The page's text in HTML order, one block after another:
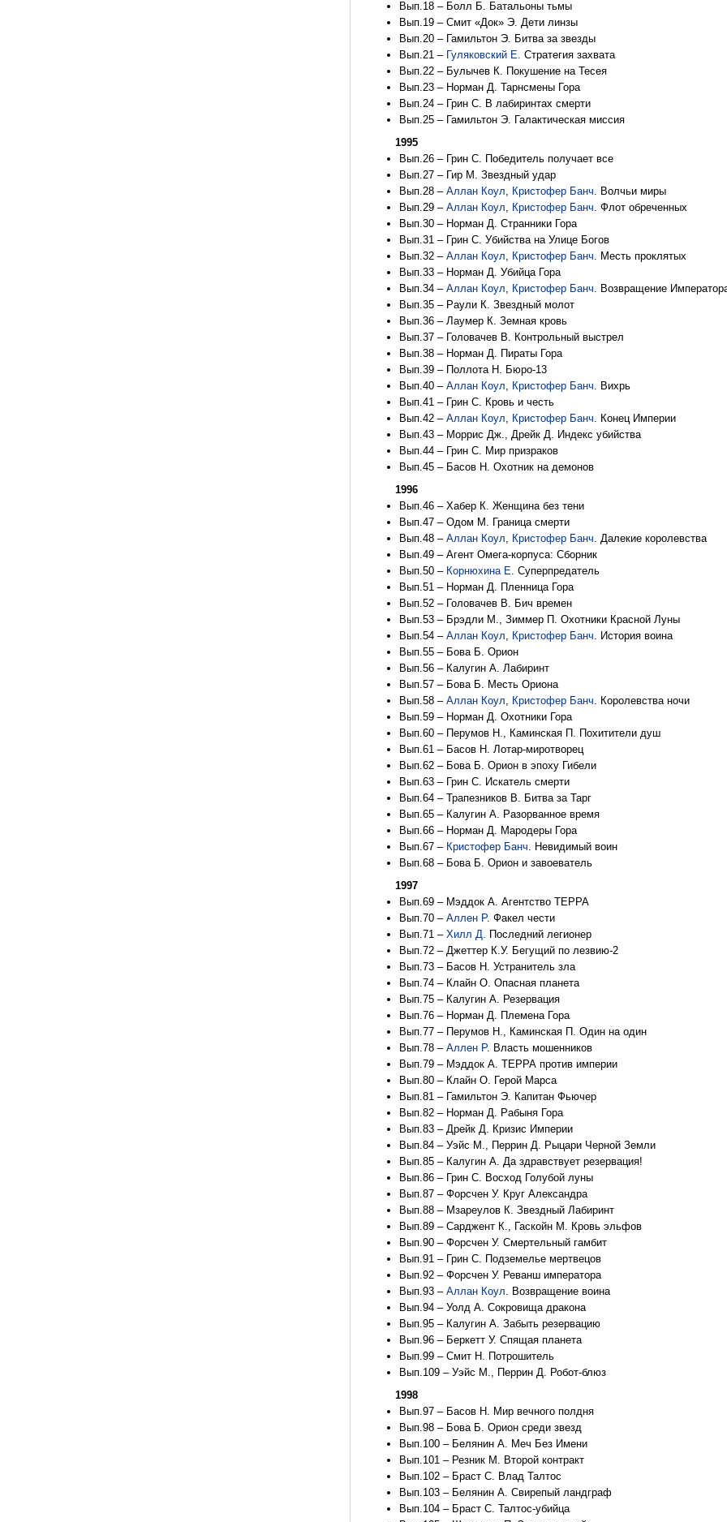
Вып.18 – Болл Б. Батальоны тьмы
Вып.19 – Смит «Док» Э. Дети линзы
Вып.20 – Гамильтон Э. Битва за звезды
Вып.21 – Гуляковский Е. Стратегия захвата
Вып.22 – Булычев К. Покушение на Тесея
Вып.23 – Норман Д. Тарнсмены Гора
Вып.24 – Грин С. В лабиринтах смерти
Вып.25 – Гамильтон Э. Галактическая миссия
1995
Вып.26 – Грин С. Победитель получает все
Вып.27 – Гир М. Звездный удар
Вып.28 – Аллан Коул, Кристофер Банч. Волчьи миры
Вып.29 – Аллан Коул, Кристофер Банч. Флот обреченных
Вып.30 – Норман Д. Странники Гора
Вып.31 – Грин С. Убийства на Улице Богов
Вып.32 – Аллан Коул, Кристофер Банч. Месть проклятых
Вып.33 – Норман Д. Убийца Гора
Вып.34 – Аллан Коул, Кристофер Банч. Возвращение
Вып.35 – Раули К. Звездный молот
Вып.36 – Лаумер К. Земная кровь
Вып.37 – Головачев В. Контрольный выстрел
Вып.38 – Норман Д. Пираты Гора
Вып.39 – Поллота Н. Бюро-13
Вып.40 – Аллан Коул, Кристофер Банч. Вихрь
Вып.41 – Грин С. Кровь и честь
Вып.42 – Аллан Коул, Кристофер Банч. Конец Империи
Вып.43 – Моррис Дж., Дрейк Д. Индекс убийства
Вып.44 – Грин С. Мир призраков
Вып.45 – Басов Н. Охотник на демонов
1996
Вып.46 – Хабер К. Женщина без тени
Вып.47 – Одом М. Граница смерти
Вып.48 – Аллан Коул, Кристофер Банч. Далекие королевства
Вып.49 – Агент Омега-корпуса: Сборник
Вып.50 – Корнюхина Е. Суперпредатель
Вып.51 – Норман Д. Пленница Гора
Вып.52 – Головачев В. Бич времен
Вып.53 – Брэдли М., Зиммер П. Охотники Красной Луны
Вып.54 – Аллан Коул, Кристофер Банч. История воина
Вып.55 – Бова Б. Орион
Вып.56 – Калугин А. Лабиринт
Вып.57 – Бова Б. Месть Ориона
Вып.58 – Аллан Коул, Кристофер Банч. Королевства ночи
Вып.59 – Норман Д. Охотники Гора
Вып.60 – Перумов Н., Каминская П. Похитители душ
Вып.61 – Басов Н. Лотар-миротворец
Вып.62 – Бова Б. Орион в эпоху Гибели
Вып.63 – Грин С. Искатель смерти
Вып.64 – Трапезников В. Битва за Тарг
Вып.65 – Калугин А. Разорванное время
Вып.66 – Норман Д. Мародеры Гора
Вып.67 – Кристофер Банч. Невидимый воин
Вып.68 – Бова Б. Орион и завоеватель
1997
Вып.69 – Мэддок А. Агентство ТЕРРА
Вып.70 – Аллен Р. Факел чести
Вып.71 – Хилл Д. Последний легионер
Вып.72 – Джеттер К.У. Бегущий по лезвию-2
Вып.73 – Басов Н. Устранитель зла
Вып.74 – Клайн О. Опасная планета
Вып.75 – Калугин А. Резервация
Вып.76 – Норман Д. Племена Гора
Вып.77 – Перумов Н., Каминская П. Один на один
Вып.78 – Аллен Р. Власть мошенников
Вып.79 – Мэддок А. ТЕРРА против империи
Вып.80 – Клайн О. Герой Марса
Вып.81 – Гамильтон Э. Капитан Фьючер
Вып.82 – Норман Д. Рабыня Гора
Вып.83 – Дрейк Д. Кризис Империи
Вып.84 – Уэйс М., Перрин Д. Рыцари Черной Земли
Вып.85 – Калугин А. Да здравствует резервация!
Вып.86 – Грин С. Восход Голубой луны
Вып.87 – Форсчен У. Круг Александра
Вып.88 – Мзареулов К. Звездный Лабиринт
Вып.89 – Сарджент К., Гаскойн М. Кровь эльфов
Вып.90 – Форсчен У. Смертельный гамбит
Вып.91 – Грин С. Подземелье мертвецов
Вып.92 – Форсчен У. Реванш императора
Вып.93 – Аллан Коул. Возвращение воина
Вып.94 – Уолд А. Сокровища дракона
Вып.95 – Калугин А. Забыть резервацию
Вып.96 – Беркетт У. Спящая планета
Вып.99 – Смит Н. Потрошитель
Вып.109 – Уэйс М., Перрин Д. Робот-блюз
1998
Вып.97 – Басов Н. Мир вечного полдня
Вып.98 – Бова Б. Орион среди звезд
Вып.100 – Белянин А. Меч Без Имени
Вып.101 – Резник М. Второй контракт
Вып.102 – Браст С. Влад Талтос
Вып.103 – Белянин А. Свирепый ландграф
Вып.104 – Браст С. Талтос-убийца